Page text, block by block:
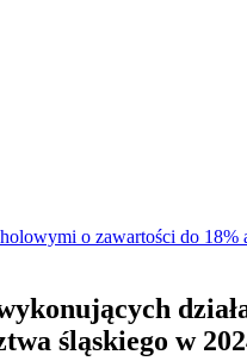
o zawartości do 18%
śląskiego w